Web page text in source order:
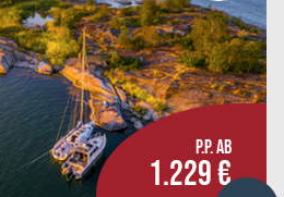
P.P. AB
1.229 €